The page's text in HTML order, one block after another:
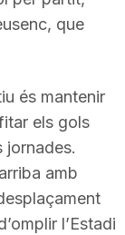
que
és mantenir
els gols
jornades.
amb
l’Estadi